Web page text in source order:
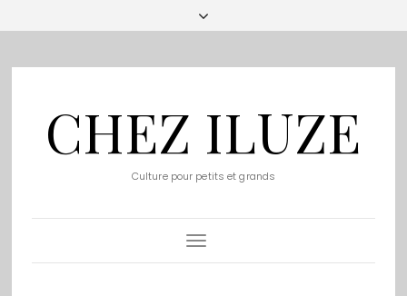
CHEZ ILUZE
Culture pour petits et grands
Toggle
Navigation